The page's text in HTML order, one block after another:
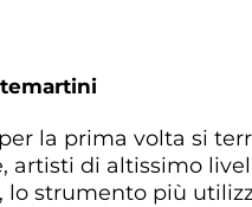
la prima volta si
artisti di altissimo
lo strumento più